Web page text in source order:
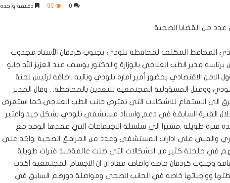
0
99 دقيقة واحدة
من القضايا الصحية
المحافظ المكلف لمحافظة تلودي بجنوب كردفان الأستاذ مجذوب
مدير الطب العلاجي بالوزارة والدكتور يوسف عبد العزيز الله جابو
الامن الاقتصادي بحضور أمير امارة تلودي ونائبه .اضافة لرئيس لجنة
وومثل المسؤولية المجتمعية للتعدين بالمحافظة. . وقال المدير
الي الاستماع للاشكالات التي تعترض جانب الطب العلاجي.كما استعرض
خلال الفترة السابقة في دعم واسناد مستشفى تلودي بشكل جيد.واعتبر
فترة طويلة .مشيرا الي سلسلة الاجتماعات التي عفدها الوفد مع
والفني علي ادارات المستشفي وعدد من المرافق الصحية .واكد علي
في حلحلة كثير من الاشكالات التي ظلت عالقةمنذ فترات طويلة
وجنوب كردفان خاصة واضاف معاذ ان ان الاجسام المجتمعية اكدت
وواجباتها خاصة في الجانب الصحي ومواصلة دورهم السابق في